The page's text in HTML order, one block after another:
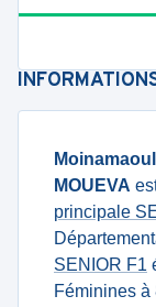
MOUEVA
principale
SENIOR F1
Féminines